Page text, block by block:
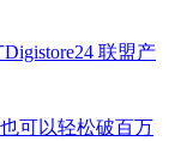
联盟产
可以轻松破百万